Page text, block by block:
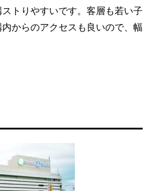
トりやすいです。客層も若い子
からのアクセスも良いので、幅